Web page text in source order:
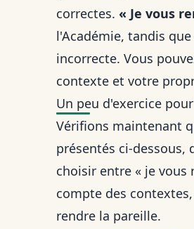
correctes. « Je vous
l'Académie, tandis que
incorrecte. Vous
contexte et votre
Un peu d'exercice
Vérifions maintenant
présentés ci-dessous,
choisir entre « je vous
compte des
rendre la pareille.